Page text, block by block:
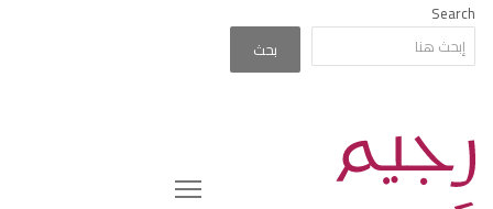
Search
بحث
Menu